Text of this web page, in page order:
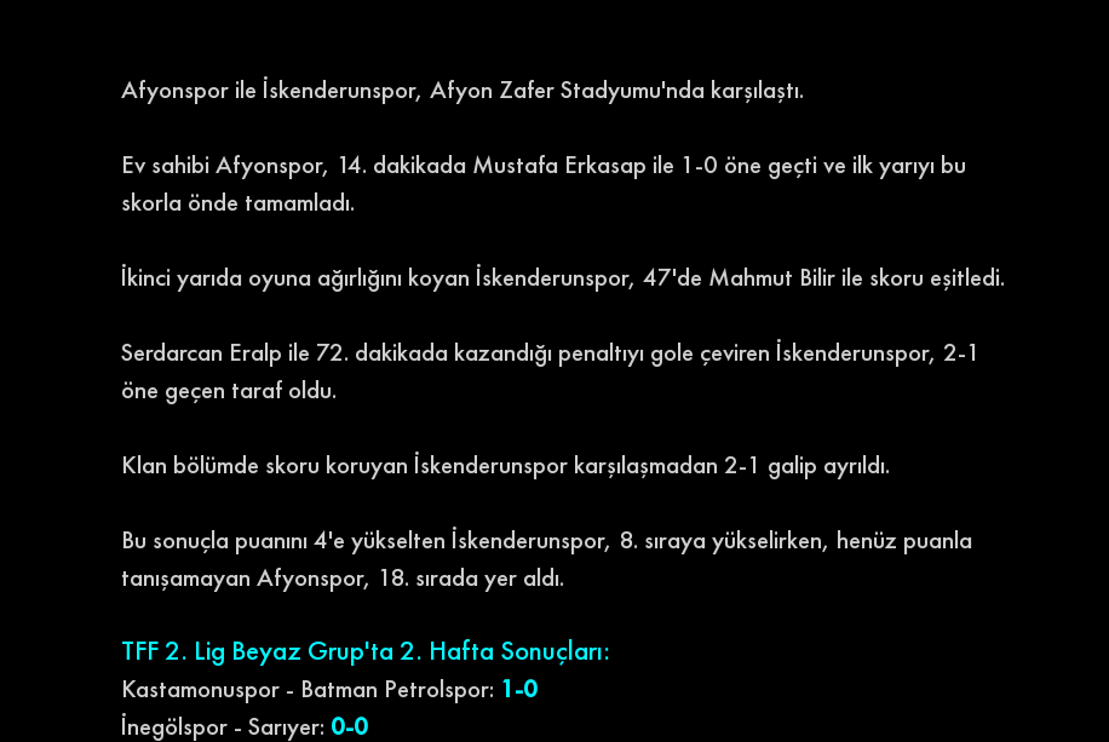
Afyonspor ile İskenderunspor, Afyon Zafer Stadyumu'nda karşılaştı.
Ev sahibi Afyonspor, 14. dakikada Mustafa Erkasap ile 1-0 öne geçti ve ilk yarıyı bu
skorla önde tamamladı.
İkinci yarıda oyuna ağırlığını koyan İskenderunspor, 47'de Mahmut Bilir ile skoru eşitledi.
Serdarcan Eralp ile 72. dakikada kazandığı penaltıyı gole çeviren İskenderunspor, 2-1
öne geçen taraf oldu.
Klan bölümde skoru koruyan İskenderunspor karşılaşmadan 2-1 galip ayrıldı.
Bu sonuçla puanını 4'e yükselten İskenderunspor, 8. sıraya yükselirken, henüz puanla
tanışamayan Afyonspor, 18. sırada yer aldı.
TFF 2. Lig Beyaz Grup'ta 2. Hafta Sonuçları:
Kastamonuspor - Batman Petrolspor: 1-0
İnegölspor - Sarıyer: 0-0